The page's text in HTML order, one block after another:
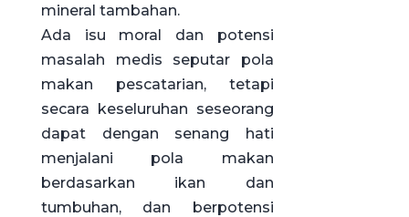
mineral tambahan.
Ada isu moral dan potensi
masalah medis seputar pola
makan pescatarian, tetapi
secara keseluruhan seseorang
dapat dengan senang hati
menjalani pola makan
berdasarkan ikan dan
tumbuhan, dan berpotensi